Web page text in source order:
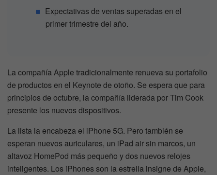
Expectativas de ventas superadas en el
primer trimestre del año.
La compañía Apple tradicionalmente renueva su portafolio
de productos en el Keynote de otoño. Se espera que para
principios de octubre, la compañía liderada por Tim Cook
presente los nuevos dispositivos.
La lista la encabeza el iPhone 5G. Pero también se
esperan nuevos auriculares, un iPad air sin marcos, un
altavoz HomePod más pequeño y dos nuevos relojes
inteligentes. Los iPhones son la estrella insigne de Apple,